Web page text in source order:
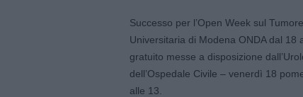
Successo per l’Open Week sul
Universitaria di Modena ONDA dal
gratuito messe a disposizione
dell’Ospedale Civile – venerdì 18
alle 13.